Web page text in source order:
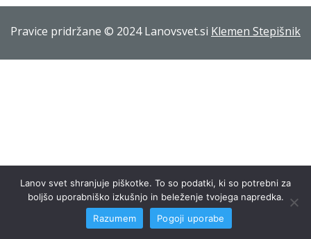
Pravice pridržane © 2024 Lanovsvet.si Klemen Stepišnik
Lanov svet shranjuje piškotke. To so podatki, ki so potrebni za
boljšo uporabniško izkušnjo in beleženje tvojega napredka.
Razumem
Pogoji uporabe